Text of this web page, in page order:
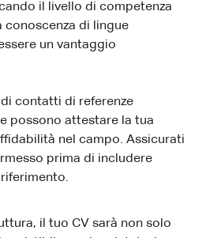
il livello di competenza
conoscenza di lingue
un vantaggio
contatti di referenze
possono attestare la tua
nel campo. Assicurati
prima di includere
il tuo CV sarà non solo